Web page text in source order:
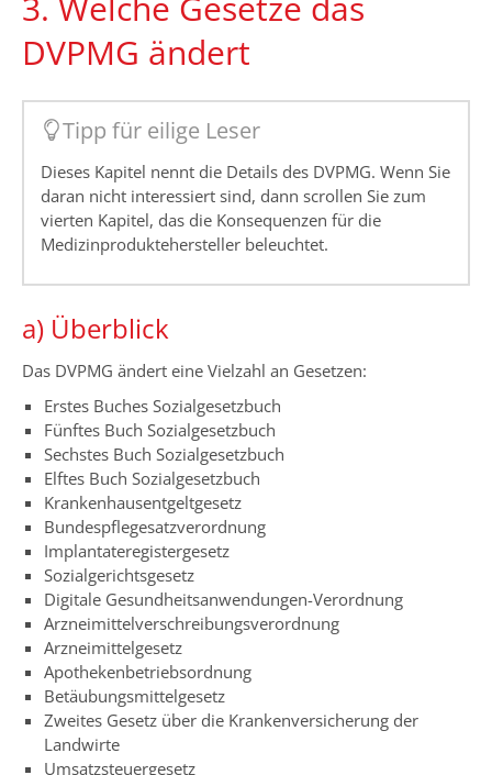
DVPMG ändert
Tipp für eilige Leser
Dieses Kapitel nennt die Details des DVPMG. Wenn Sie
daran nicht interessiert sind, dann scrollen Sie zum
vierten Kapitel, das die Konsequenzen für die
Medizinproduktehersteller beleuchtet.
a) Überblick
Das DVPMG ändert eine Vielzahl an Gesetzen:
Erstes Buches Sozialgesetzbuch
Fünftes Buch Sozialgesetzbuch
Sechstes Buch Sozialgesetzbuch
Elftes Buch Sozialgesetzbuch
Krankenhausentgeltgesetz
Bundespflegesatzverordnung
Implantateregistergesetz
Sozialgerichtsgesetz
Digitale Gesundheitsanwendungen-Verordnung
Arzneimittelverschreibungsverordnung
Arzneimittelgesetz
Apothekenbetriebsordnung
Betäubungsmittelgesetz
Zweites Gesetz über die Krankenversicherung der
Landwirte
Umsatzsteuergesetz